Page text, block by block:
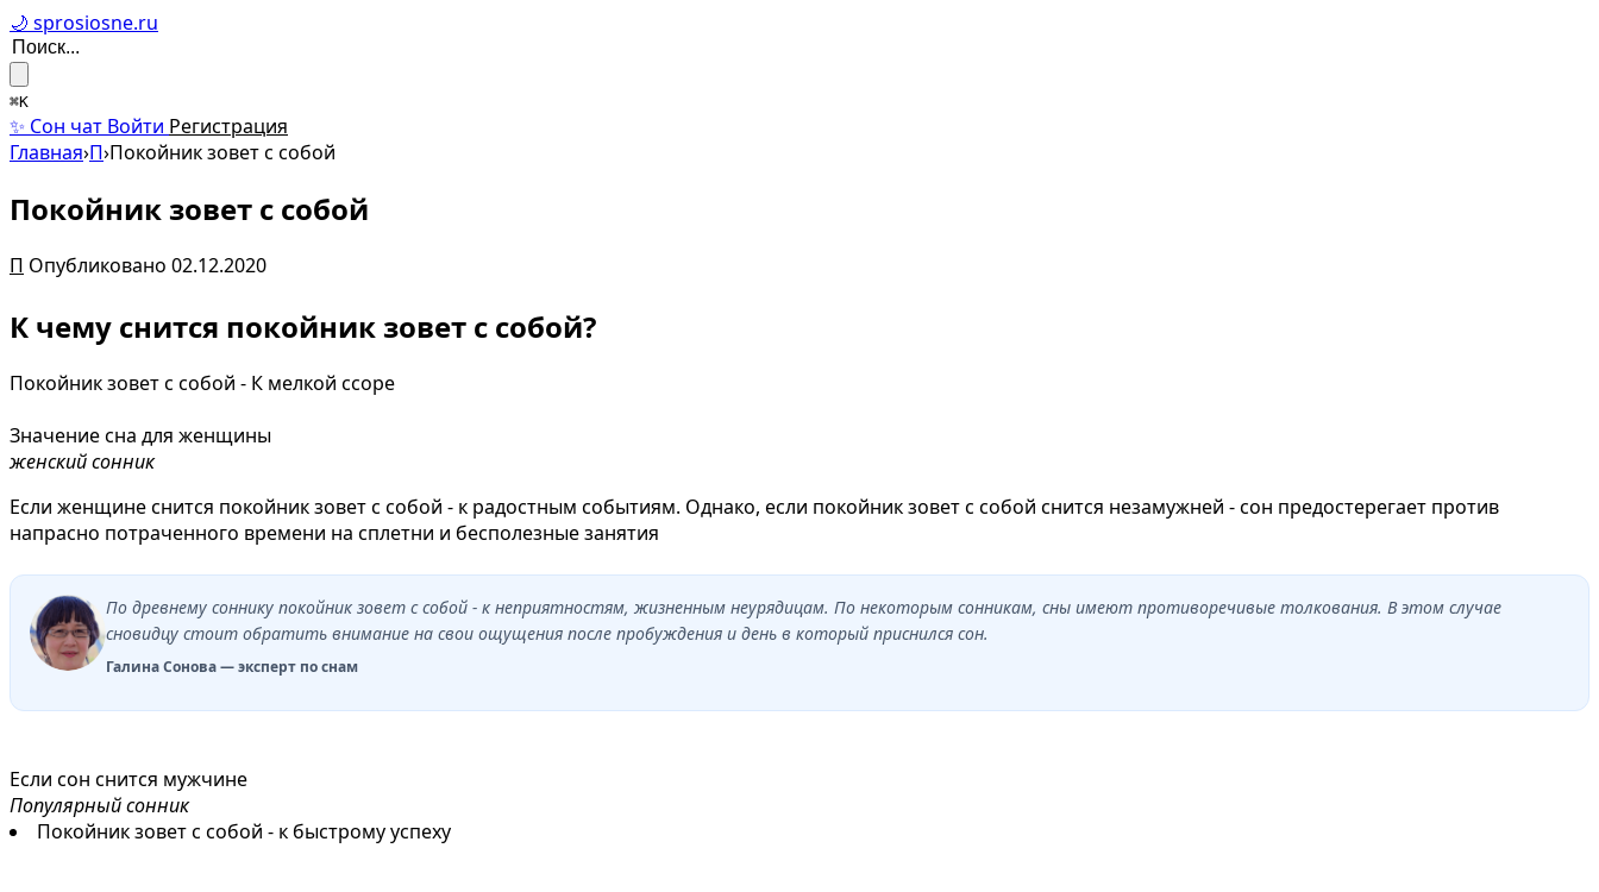
🌙 sprosiosne.ru
⌘K
✨ Сон чат Войти Регистрация
Главная›П›Покойник зовет с собой
Покойник зовет с собой
П Опубликовано 02.12.2020
К чему снится покойник зовет с собой?
Покойник зовет с собой - К мелкой ссоре
Значение сна для женщины
женский сонник
Если женщине снится покойник зовет с собой - к радостным событиям. Однако, если покойник зовет с собой снится незамужней - сон предостерегает против
напрасно потраченного времени на сплетни и бесполезные занятия
По древнему соннику покойник зовет с собой - к неприятностям, жизненным неурядицам. По некоторым сонникам, сны имеют противоречивые толкования. В этом случае
сновидцу стоит обратить внимание на свои ощущения после пробуждения и день в который приснился сон.
Галина Сонова — эксперт по снам
Если сон снится мужчине
Популярный сонник
Покойник зовет с собой - к быстрому успеху